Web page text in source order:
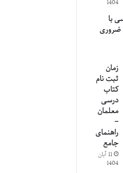
1404
با
ضروری
زمان
ثبت نام
کتاب
درسی
معلمان
–
راهنمای
جامع
11 آبان
1404